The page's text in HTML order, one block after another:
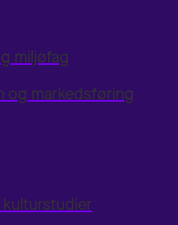
miljøfag
og markedsføring